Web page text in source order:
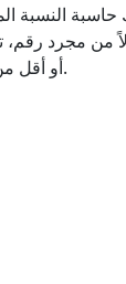
النسبة
من مجرد رقم،
أو أقل من مستواك. هذا مفيد للرؤية الشخصية، والسياق التعليمي، أو فهم نتائج الاختبارات الموحدة.